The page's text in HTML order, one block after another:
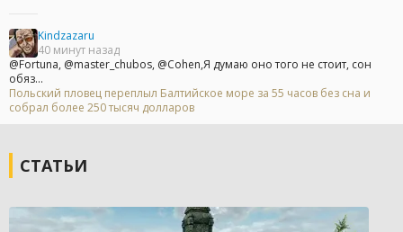
Kindzazaru
40 минут назад
@Fortuna, @master_chubos, @Cohen,Я думаю оно того не стоит, сон
обяз...
Польский пловец переплыл Балтийское море за 55 часов без сна и
собрал более 250 тысяч долларов
СТАТЬИ